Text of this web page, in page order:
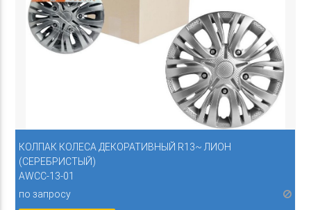
КОЛПАК КОЛЕСА ДЕКОРАТИВНЫЙ R13~ ЛИОН
(СЕРЕБРИСТЫЙ)
AWCC-13-01
по запросу